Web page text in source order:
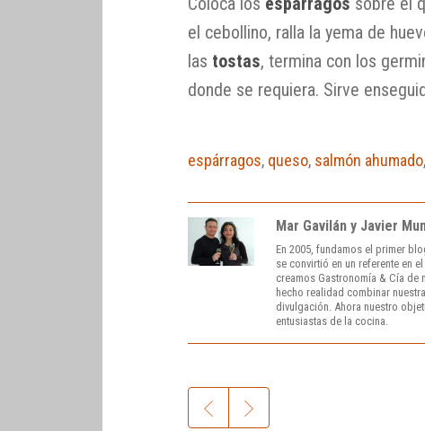
el cebollino, ralla la yema de
las tostas, termina con los
donde se requiera. Sirve
espárragos, queso, salmón ahumado
Mar Gavilán y Javier
En 2005, fundamos el primer
se convirtió en un referente en
creamos Gastronomía & Cía de
hecho realidad combinar
divulgación. Ahora nuestro
entusiastas de la cocina.